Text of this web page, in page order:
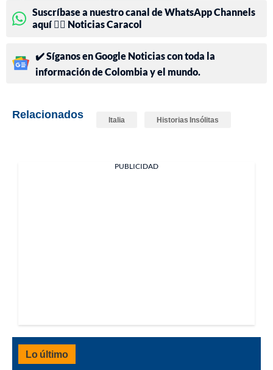
Suscríbase a nuestro canal de WhatsApp Channels
aquí 👉🏻 Noticias Caracol
✔️ Síganos en Google Noticias con toda la
información de Colombia y el mundo.
Relacionados Italia Historias Insólitas
PUBLICIDAD
Lo último